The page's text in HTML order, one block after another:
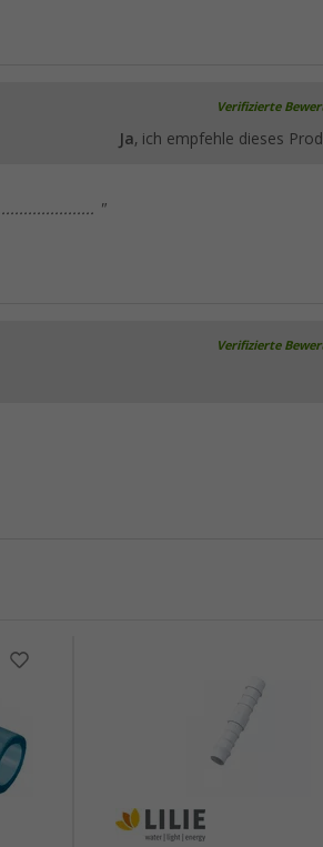
Verifizierte
Ja, ich empfehle dieses
"
Verifizierte